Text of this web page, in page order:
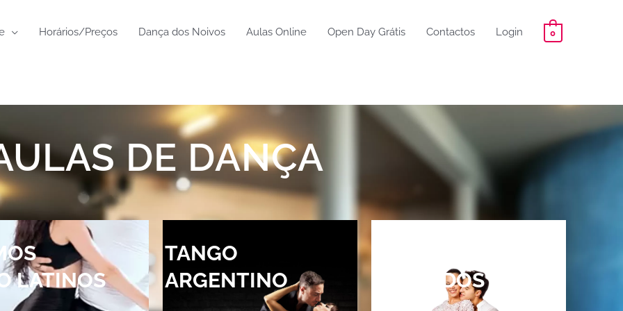
Horários/Preços Dança dos Noivos Aulas Online Open Day Grátis Contactos Login 0
DE DANÇA
LATINOS
TANGO
ARGENTINO
FECHADOS